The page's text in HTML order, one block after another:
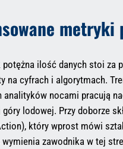
metryki
potężna ilość danych stoi
na cyfrach i algorytmach.
analityków nocami pracują
lodowej. Przy doborze
który wprost mówi
zawodnika w tej